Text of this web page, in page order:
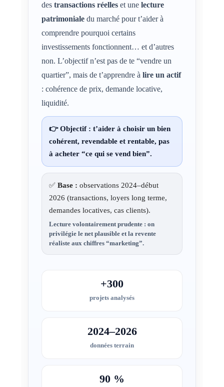
des transactions réelles et une lecture
patrimoniale du marché pour t’aider à
comprendre pourquoi certains
investissements fonctionnent… et d’autres
non. L’objectif n’est pas de te “vendre un
quartier”, mais de t’apprendre à lire un actif
: cohérence de prix, demande locative,
liquidité.
👉 Objectif : t’aider à choisir un bien
cohérent, revendable et rentable, pas
à acheter “ce qui se vend bien”.
✅ Base : observations 2024–début
2026 (transactions, loyers long terme,
demandes locatives, cas clients).
Lecture volontairement prudente : on
privilégie le net plausible et la revente
réaliste aux chiffres “marketing”.
+300
projets analysés
2024–2026
données terrain
90 %